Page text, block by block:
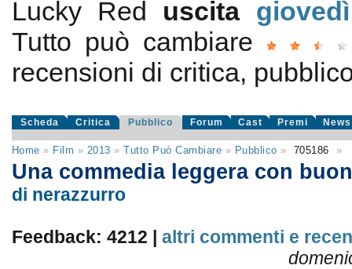
Lucky Red uscita
Tutto può cambiare
recensioni di critica,
Scheda Critica Pubblico Forum Cast Premi News
Home » Film » 2013 »Tutto Può Cambiare » Pubblico » 705186 »
Una commedia leggera con
di nerazzurro
Feedback: 4212 | altri commenti e